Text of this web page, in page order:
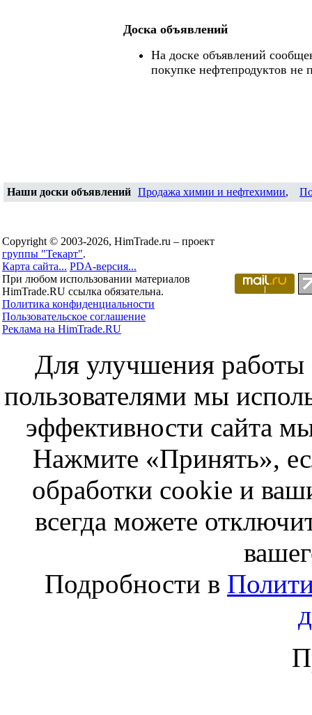
Доска объявлений
На доске объявлений
покупке нефтепродуктов не
Наши доски объявлений Продажа химии и нефтехимии,
Copyright © 2003-2026, HimTrade.ru – проект
группы "Текарт".
Карта сайта... PDA-версия...
При любом использовании материалов
HimTrade.RU ссылка обязательна.
Политика конфиденциальности
Пользовательское соглашение
Реклама на HimTrade.RU
Для улучшения работы
пользователями мы
эффективности сайта
Нажмите «Принять»,
обработки cookie и
всегда можете
Подробности в